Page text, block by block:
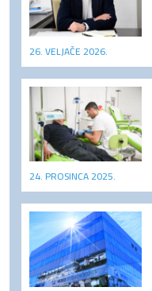
26. VELJAČE 2026.
24. PROSINCA 2025.